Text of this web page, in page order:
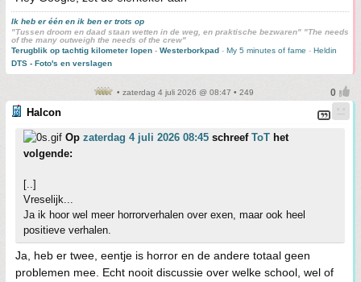
Ik heb er één en ik ben er trots op
"Tussen droom en daad staan wetten in de weg, en praktische bezwaren" "The needs
of the many outweigh the needs of the crew"
Terugblik op tachtig kilometer lopen - Westerborkpad - My 5 minutes of fame - Heldin
DTS - Foto's en verslagen
• zaterdag 4 juli 2026 @ 08:47 • 249
Halcon
Op zaterdag 4 juli 2026 08:45 schreef ToT het
volgende:
[..]
Vreselijk...
Ja ik hoor wel meer horrorverhalen over exen, maar ook heel
positieve verhalen.
Ja, heb er twee, eentje is horror en de andere totaal geen
problemen mee. Echt nooit discussie over welke school, wel of